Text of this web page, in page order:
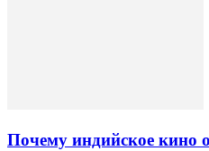
Почему индийское кино